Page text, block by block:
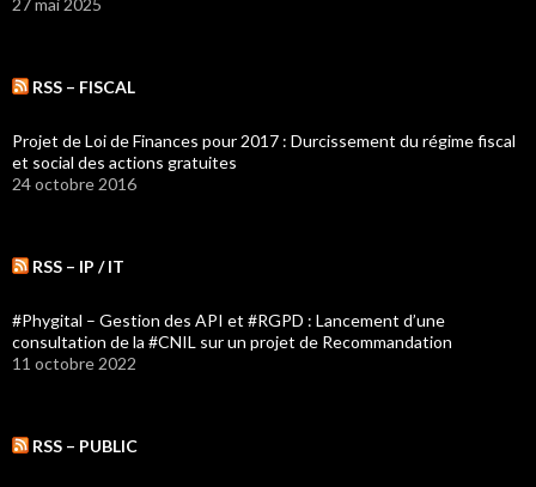
27 mai 2025
RSS – FISCAL
Projet de Loi de Finances pour 2017 : Durcissement du régime fiscal
et social des actions gratuites
24 octobre 2016
RSS – IP / IT
#Phygital – Gestion des API et #RGPD : Lancement d’une
consultation de la #CNIL sur un projet de Recommandation
11 octobre 2022
RSS – PUBLIC